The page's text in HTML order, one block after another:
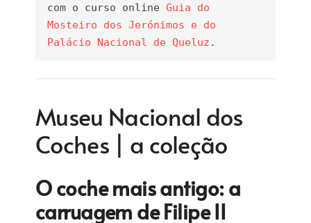
com o curso online Guia do
Mosteiro dos Jerónimos e do
Palácio Nacional de Queluz .
Museu Nacional dos
Coches | a coleção
O coche mais antigo: a
carruagem de Filipe II